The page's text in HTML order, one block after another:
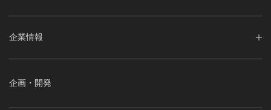
企業情報
企画・開発